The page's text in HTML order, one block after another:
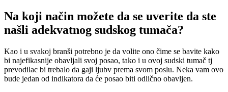
Na koji način možete da se uverite da ste
našli adekvatnog sudskog tumača?
Kao i u svakoj branši potrebno je da volite ono čime se bavite kako
bi najefikasnije obavljali svoj posao, tako i u ovoj sudski tumač tj
prevodilac bi trebalo da gaji ljubv prema svom poslu. Neka vam ovo
bude jedan od indikatora da će posao biti odlično obavljen.